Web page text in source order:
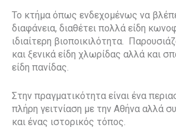
Το κτήμα όπως ενδεχομένως να
διαφάνεια, διαθέτει πολλά είδη
ιδιαίτερη βιοποικιλότητα.
και ξενικά είδη χλωρίδας αλλά και
είδη πανίδας.
Στην πραγματικότητα είναι ένα
πλήρη γειτνίαση με την Αθήνα αλλά
και ένας ιστορικός τόπος.